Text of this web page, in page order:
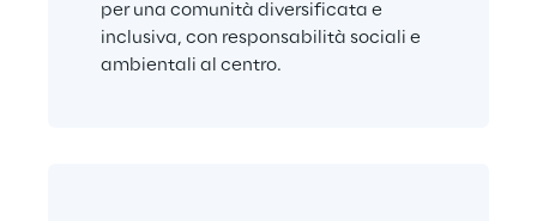
per una comunità diversificata e
inclusiva, con responsabilità sociali e
ambientali al centro.